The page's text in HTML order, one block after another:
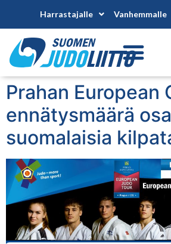
Harrastajalle Vanhemmalle
Prahan European
ennätysmäärä
suomalaisia